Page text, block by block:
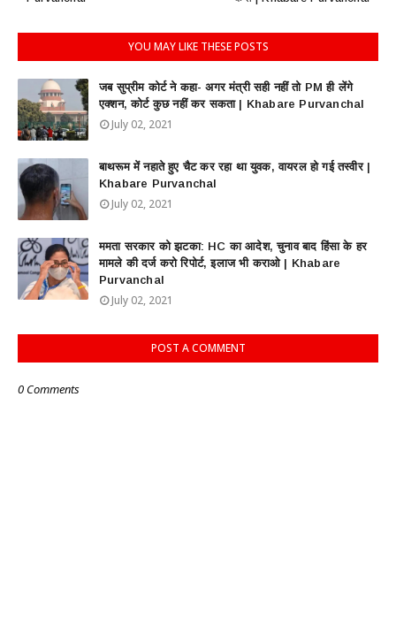
YOU MAY LIKE THESE POSTS
जब सुप्रीम कोर्ट ने कहा- अगर मंत्री सही नहीं तो PM ही लेंगे
एक्शन, कोर्ट कुछ नहीं कर सकता | Khabare Purvanchal
July 02, 2021
बाथरूम में नहाते हुए चैट कर रहा था युवक, वायरल हो गई तस्वीर |
Khabare Purvanchal
July 02, 2021
ममता सरकार को झटका: HC का आदेश, चुनाव बाद हिंसा के हर
मामले की दर्ज करो रिपोर्ट, इलाज भी कराओ | Khabare
Purvanchal
July 02, 2021
POST A COMMENT
0 Comments